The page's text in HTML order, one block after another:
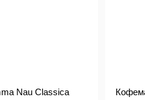
Nau Classica